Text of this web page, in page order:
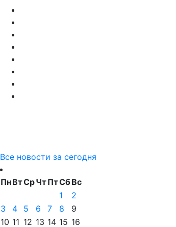
Все новости за сегодня
ПнВтСрЧтПтСбВс
1
2
3
4 5 6 7 8
9
10 11 12 13 14 15 16